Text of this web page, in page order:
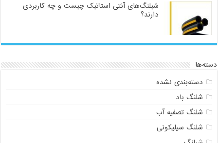
شیلنگ‌های آنتی استاتیک چیست و چه کاربردی
دارند؟
دسته‌ها
دسته‌بندی نشده
شلنگ باد
شلنگ تصفیه آب
شلنگ سیلیکونی